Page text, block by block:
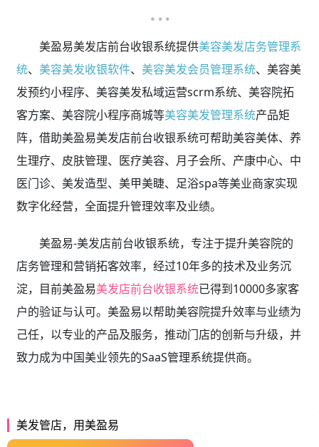
美盈易美发店前台收银系统提供美容美发店务管理系
统、 美容美发收银软件、 美容美发会员管理系统、美容美
发预约小程序、美容美发私域运营scrm系统、美容院拓
客方案、美容院小程序商城等美容美发管理系统产品矩
阵，借助美盈易美发店前台收银系统可帮助美容美体、养
生理疗、皮肤管理、医疗美容、月子会所、产康中心、中
医门诊、美发造型、美甲美睫、足浴spa等美业商家实现
数字化经营，全面提升管理效率及业绩。
美盈易-美发店前台收银系统，专注于提升美容院的
店务管理和营销拓客效率，经过10年多的技术及业务沉
淀，目前美盈易美发店前台收银系统已得到10000多家客
户的验证与认可。美盈易以帮助美容院提升效率与业绩为
己任，以专业的产品及服务，推动门店的创新与升级，并
致力成为中国美业领先的SaaS管理系统提供商。
美发管店，用美盈易